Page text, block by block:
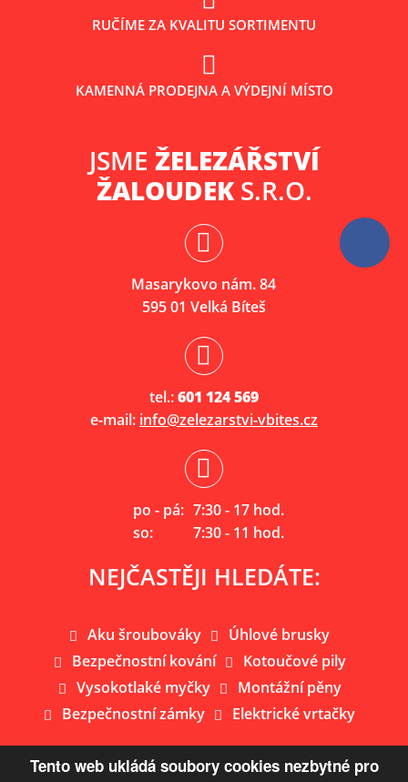
RUČÍME ZA KVALITU SORTIMENTU
KAMENNÁ PRODEJNA A VÝDEJNÍ MÍSTO
JSME ŽELEZÁŘSTVÍ
ŽALOUDEKS.R.O.
Masarykovo nám. 84
595 01 Velká Bíteš
tel.:601 124 569
e-mail: info@zelezarstvi-vbites.cz
po - pá: 7:30 - 17 hod.
so:
7:30 - 11 hod.
NEJČASTĚJI HLEDÁTE:
Aku šroubováky
Úhlové brusky
Bezpečnostní kování
Kotoučové pily
Vysokotlaké myčky
Montážní pěny
Bezpečnostní zámky
Elektrické vrtačky
Tento web ukládá soubory cookies nezbytné pro